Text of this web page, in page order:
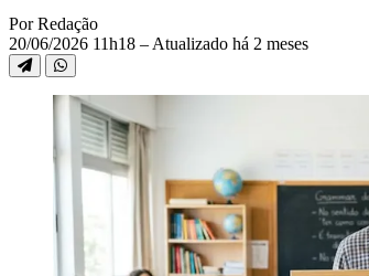
Por Redação
20/06/2026 11h18 – Atualizado há 2 meses